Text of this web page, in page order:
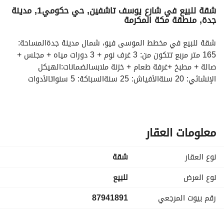
التفاصيل معلومات ترخيص الإعلان حاسبة التمويل
شقة للبيع في شارع يوسف تاشفين, حي حكومي1, مدينة
جدة, منطقة مكة المكرمة
ألف
معلومات العقار
نوع العقار
شقة
نوع العرض
للبيع
رقم بيوت المرجعي
87941891